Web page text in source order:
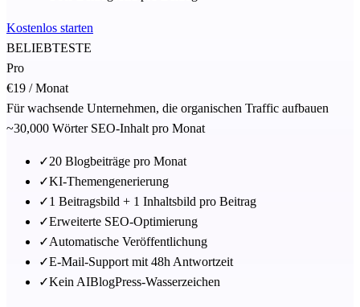
Kostenlos starten
BELIEBTESTE
Pro
€19 / Monat
Für wachsende Unternehmen, die organischen Traffic aufbauen
~30,000 Wörter SEO-Inhalt pro Monat
✓20 Blogbeiträge pro Monat
✓KI-Themengenerierung
✓1 Beitragsbild + 1 Inhaltsbild pro Beitrag
✓Erweiterte SEO-Optimierung
✓Automatische Veröffentlichung
✓E-Mail-Support mit 48h Antwortzeit
✓Kein AIBlogPress-Wasserzeichen